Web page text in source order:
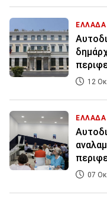
ΕΛΛΑΔΑ
12
ΕΛΛΑΔΑ
07